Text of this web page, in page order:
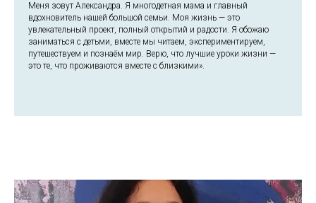
Меня зовут Александра. Я многодетная мама и главный
вдохновитель нашей большой семьи. Моя жизнь — это
увлекательный проект, полный открытий и радости. Я обожаю
заниматься с детьми, вместе мы читаем, экспериментируем,
путешествуем и познаём мир. Верю, что лучшие уроки жизни —
это те, что проживаются вместе с близкими».